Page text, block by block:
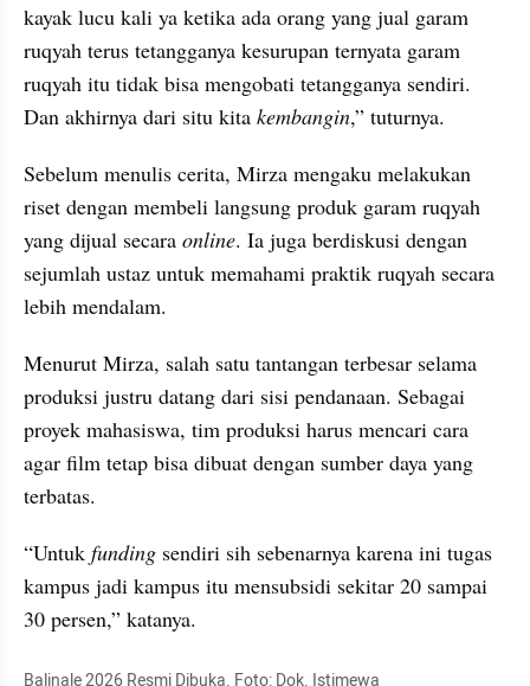
kayak lucu kali ya ketika ada orang yang jual garam
ruqyah terus tetangganya kesurupan ternyata garam
ruqyah itu tidak bisa mengobati tetangganya sendiri.
Dan akhirnya dari situ kita kembangin,” tuturnya.
Sebelum menulis cerita, Mirza mengaku melakukan
riset dengan membeli langsung produk garam ruqyah
yang dijual secara online. Ia juga berdiskusi dengan
sejumlah ustaz untuk memahami praktik ruqyah secara
lebih mendalam.
Menurut Mirza, salah satu tantangan terbesar selama
produksi justru datang dari sisi pendanaan. Sebagai
proyek mahasiswa, tim produksi harus mencari cara
agar film tetap bisa dibuat dengan sumber daya yang
terbatas.
“Untuk funding sendiri sih sebenarnya karena ini tugas
kampus jadi kampus itu mensubsidi sekitar 20 sampai
30 persen,” katanya.
Balinale 2026 Resmi Dibuka. Foto: Dok. Istimewa